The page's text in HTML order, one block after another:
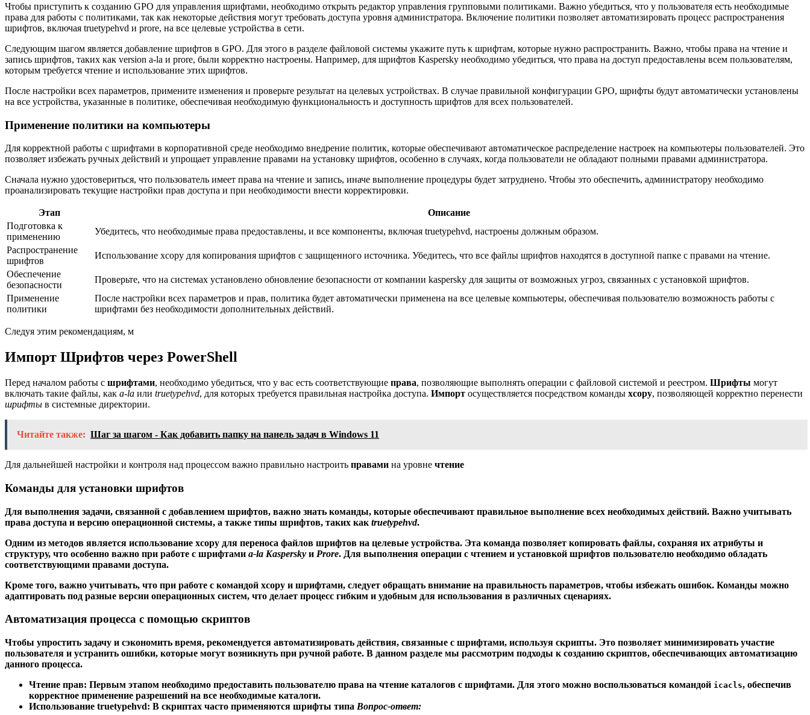
Чтобы приступить к созданию GPO для управления шрифтами, необходимо открыть редактор управления групповыми политиками. Важно убедиться, что у пользователя есть необходимые
права для работы с политиками, так как некоторые действия могут требовать доступа уровня администратора. Включение политики позволяет автоматизировать процесс распространения
шрифтов, включая truetypehvd и prore, на все целевые устройства в сети.
Следующим шагом является добавление шрифтов в GPO. Для этого в разделе файловой системы укажите путь к шрифтам, которые нужно распространить. Важно, чтобы права на чтение и
запись шрифтов, таких как version a-la и prore, были корректно настроены. Например, для шрифтов Kaspersky необходимо убедиться, что права на доступ предоставлены всем пользователям,
которым требуется чтение и использование этих шрифтов.
После настройки всех параметров, примените изменения и проверьте результат на целевых устройствах. В случае правильной конфигурации GPO, шрифты будут автоматически установлены
на все устройства, указанные в политике, обеспечивая необходимую функциональность и доступность шрифтов для всех пользователей.
Применение политики на компьютеры
Для корректной работы с шрифтами в корпоративной среде необходимо внедрение политик, которые обеспечивают автоматическое распределение настроек на компьютеры пользователей. Это
позволяет избежать ручных действий и упрощает управление правами на установку шрифтов, особенно в случаях, когда пользователи не обладают полными правами администратора.
Сначала нужно удостовериться, что пользователь имеет права на чтение и запись, иначе выполнение процедуры будет затруднено. Чтобы это обеспечить, администратору необходимо
проанализировать текущие настройки прав доступа и при необходимости внести корректировки.
Этап
Описание
Подготовка к
применению
Убедитесь, что необходимые права предоставлены, и все компоненты, включая truetypehvd, настроены должным образом.
Распространение
шрифтов
Использование xcopy для копирования шрифтов с защищенного источника. Убедитесь, что все файлы шрифтов находятся в доступной папке с правами на чтение.
Обеспечение
безопасности
Проверьте, что на системах установлено обновление безопасности от компании kaspersky для защиты от возможных угроз, связанных с установкой шрифтов.
Применение
политики
После настройки всех параметров и прав, политика будет автоматически применена на все целевые компьютеры, обеспечивая пользователю возможность работы с
шрифтами без необходимости дополнительных действий.
Следуя этим рекомендациям, м
Импорт Шрифтов через PowerShell
Перед началом работы с шрифтами, необходимо убедиться, что у вас есть соответствующие права, позволяющие выполнять операции с файловой системой и реестром. Шрифты могут
включать такие файлы, как a-la или truetypehvd, для которых требуется правильная настройка доступа. Импорт осуществляется посредством команды xcopy, позволяющей корректно перенести
шрифты в системные директории.
Читайте также: Шаг за шагом - Как добавить папку на панель задач в Windows 11
Для дальнейшей настройки и контроля над процессом важно правильно настроить правами на уровне чтение
Команды для установки шрифтов
Для выполнения задачи, связанной с добавлением шрифтов, важно знать команды, которые обеспечивают правильное выполнение всех необходимых действий. Важно учитывать
права доступа и версию операционной системы, а также типы шрифтов, таких как truetypehvd.
Одним из методов является использование xcopy для переноса файлов шрифтов на целевые устройства. Эта команда позволяет копировать файлы, сохраняя их атрибуты и
структуру, что особенно важно при работе с шрифтами a-la Kaspersky и Prore. Для выполнения операции с чтением и установкой шрифтов пользователю необходимо обладать
соответствующими правами доступа.
Кроме того, важно учитывать, что при работе с командой xcopy и шрифтами, следует обращать внимание на правильность параметров, чтобы избежать ошибок. Команды можно
адаптировать под разные версии операционных систем, что делает процесс гибким и удобным для использования в различных сценариях.
Автоматизация процесса с помощью скриптов
Чтобы упростить задачу и сэкономить время, рекомендуется автоматизировать действия, связанные с шрифтами, используя скрипты. Это позволяет минимизировать участие
пользователя и устранить ошибки, которые могут возникнуть при ручной работе. В данном разделе мы рассмотрим подходы к созданию скриптов, обеспечивающих автоматизацию
данного процесса.
Чтение прав: Первым этапом необходимо предоставить пользователю права на чтение каталогов с шрифтами. Для этого можно воспользоваться командой icacls, обеспечив
корректное применение разрешений на все необходимые каталоги.
Использование truetypehvd: В скриптах часто применяются шрифты типа Вопрос-ответ: